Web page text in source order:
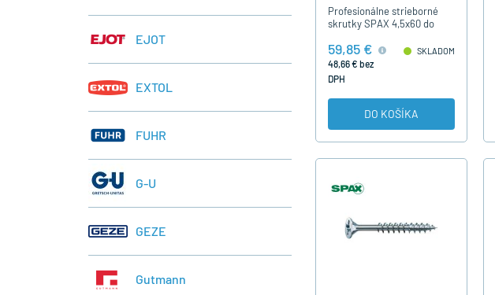
Profesionálne strieborné
skrutky SPAX 4,5x60 do
čiastočným závitom, bez
nutnosti predvŕtania, s
extrémne vysokou…
59,85 €
48,66 € bez
DPH
SKLADOM
DO KOŠÍKA
EJOT
EXTOL
FUHR
G-U
GEZE
Gutmann